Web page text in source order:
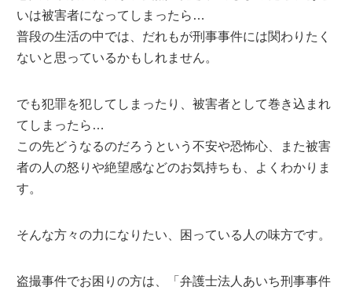
いは被害者になってしまったら…
普段の生活の中では、だれもが刑事事件には関わりたく
ないと思っているかもしれません。
でも犯罪を犯してしまったり、被害者として巻き込まれ
てしまったら…
この先どうなるのだろうという不安や恐怖心、また被害
者の人の怒りや絶望感などのお気持ちも、よくわかりま
す。
そんな方々の力になりたい、困っている人の味方です。
盗撮事件でお困りの方は、「弁護士法人あいち刑事事件